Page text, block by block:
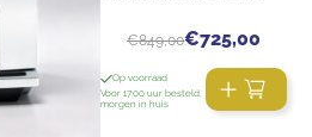
€849,00€725,00
Op voorraad
Voor 17:00 uur besteld,
morgen in huis